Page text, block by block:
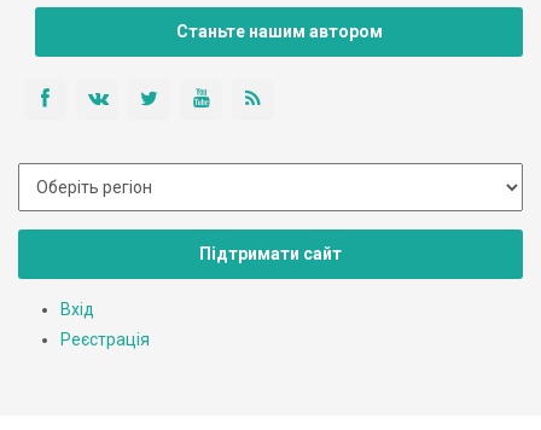
Станьте нашим автором
Підтримати сайт
Вхід
Реєстрація